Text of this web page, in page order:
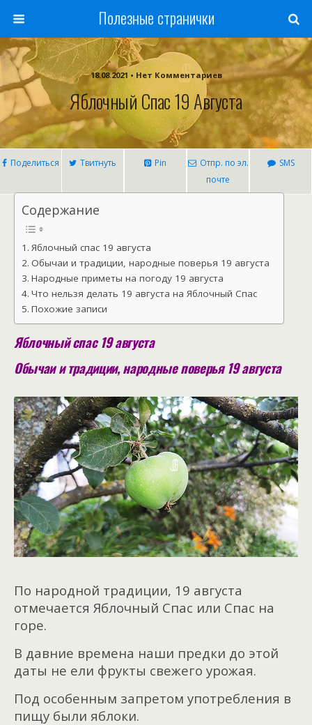
Полезные странички
18.08.2021 • Нет Комментариев
Яблочный Спас 19 Августа
Поделиться Твитнуть Pin
Отпр. по эл.
почте
SMS
Содержание
Яблочный спас 19 августа
Обычаи и традиции, народные поверья 19 августа
Народные приметы на погоду 19 августа
Что нельзя делать 19 августа на Яблочный Спас
Похожие записи
Яблочный спас 19 августа
Обычаи и традиции, народные поверья 19 августа
По народной традиции, 19 августа
отмечается Яблочный Спас или Спас на
горе.
В давние времена наши предки до этой
даты не ели фрукты свежего урожая.
Под особенным запретом употребления в
пищу были яблоки.